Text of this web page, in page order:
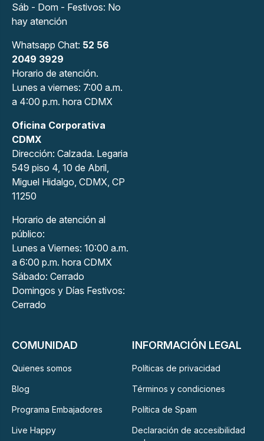
Sáb - Dom - Festivos: No
hay atención
Whatsapp Chat: 52 56
2049 3929
Horario de atención.
Lunes a viernes: 7:00 a.m.
a 4:00 p.m. hora CDMX
Oficina Corporativa
CDMX
Dirección: Calzada. Legaria
549 piso 4, 10 de Abril,
Miguel Hidalgo, CDMX, CP
11250
Horario de atención al
público:
Lunes a Viernes: 10:00 a.m.
a 6:00 p.m. hora CDMX
Sábado: Cerrado
Domingos y Días Festivos:
Cerrado
COMUNIDAD
Quienes somos
Blog
Programa Embajadores
Live Happy
INFORMACIÓN LEGAL
Políticas de privacidad
Términos y condiciones
Política de Spam
Declaración de accesibilidad